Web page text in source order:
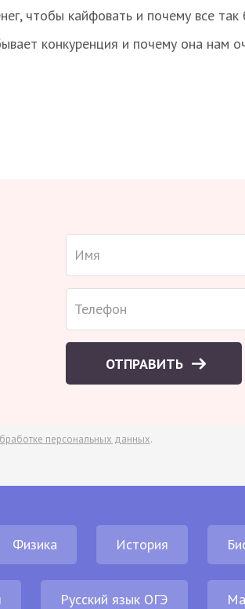
чтобы кайфовать и почему все
конкуренция и почему она нам
ОТПРАВИТЬ
персональных данных.
Физика История
Русский язык ОГЭ